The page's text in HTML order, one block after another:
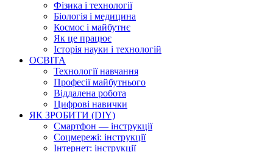
Фізика і технології
Біологія і медицина
Космос і майбутнє
Як це працює
Історія науки і технологій
ОСВІТА
Технології навчання
Професії майбутнього
Віддалена робота
Цифрові навички
ЯК ЗРОБИТИ (DIY)
Смартфон — інструкції
Соцмережі: інструкції
Інтернет: інструкції